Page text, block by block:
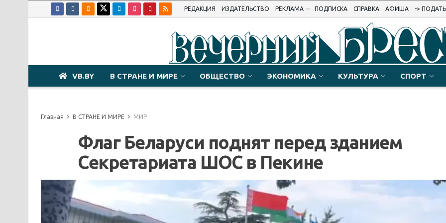
РЕДАКЦИЯ ИЗДАТЕЛЬСТВО РЕКЛАМА ПОДПИСКА СПРАВКА АФИША ->
VB.BY В СТРАНЕ И МИРЕ ОБЩЕСТВО ЭКОНОМИКА КУЛЬТУРА СПОРТ
Главная В СТРАНЕ И МИРЕ МИР
Флаг Беларуси поднят перед зданием
Секретариата ШОС в Пекине